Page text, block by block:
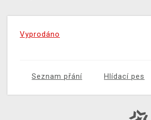
Vyprodáno
Seznam přání Hlídací pes